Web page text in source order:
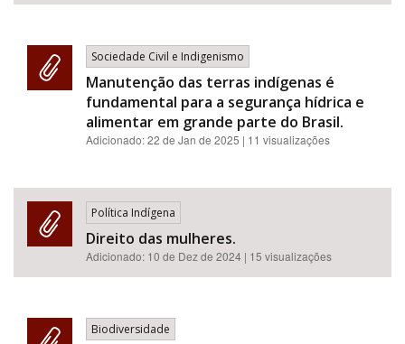
Sociedade Civil e Indigenismo
Manutenção das terras indígenas é
fundamental para a segurança hídrica e
alimentar em grande parte do Brasil.
Adicionado:22 de Jan de 2025 | 11 visualizações
Política Indígena
Direito das mulheres.
Adicionado: 10 de Dez de 2024 | 15 visualizações
Biodiversidade